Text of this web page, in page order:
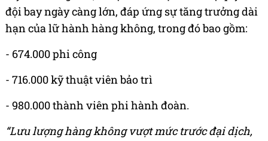
đội bay ngày càng lớn, đáp ứng sự tăng trưởng dài
hạn của lữ hành hàng không, trong đó bao gồm:
- 674.000 phi công
- 716.000 kỹ thuật viên bảo trì
- 980.000 thành viên phi hành đoàn.
“Lưu lượng hàng không vượt mức trước đại dịch,